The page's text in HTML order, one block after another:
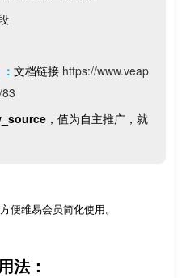
文档链接 https://www.veap
，值为自主推广，就
便维易会员简化使用。
法：